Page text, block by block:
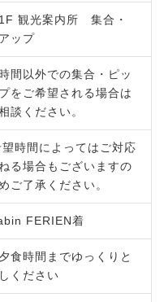
観光案内所 集合・
ップ
間以外での集合・ピッ
をご希望される場合は
談ください。
時間によってはご対応
る場合もございますの
ご了承ください。
FERIEN着
食時間までゆっくりと
ください